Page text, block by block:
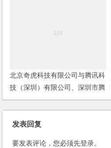
北京奇虎科技有限公司与腾讯科
技（深圳）有限公司、深圳市腾
讯计算机系统有限公司滥用市场
支配地位纠纷案
发表回复
要发表评论，您必须先登录。